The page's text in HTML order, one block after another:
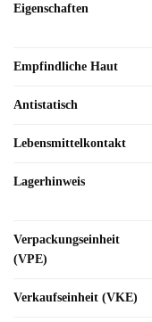
Eigenschaften
Empfindliche Haut
Antistatisch
Lebensmittelkontakt
Lagerhinweis
Verpackungseinheit
(VPE)
Verkaufseinheit (VKE)